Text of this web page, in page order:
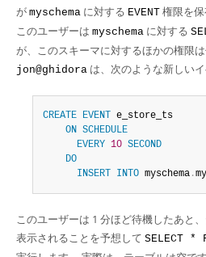
が myschema に対する EVENT 権限を保
このユーザーは myschema に対する
が、このスキーマに対するほかの権限
jon@ghidora は、次のような新しい
CREATE EVENT
e_store_ts
ON SCHEDULE
EVERY 10 SECOND
DO
INSERT
INTO myschema .
このユーザーは 1 分ほど待機したあと
表示されることを予想して SELECT *